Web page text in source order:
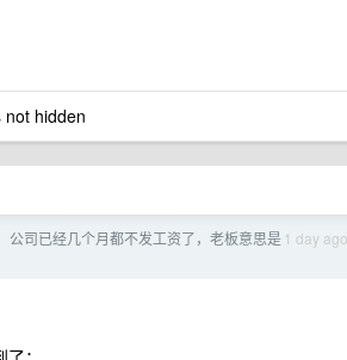
hidden
1 day ago
公司已经几个月都不发工资了，老板意思是